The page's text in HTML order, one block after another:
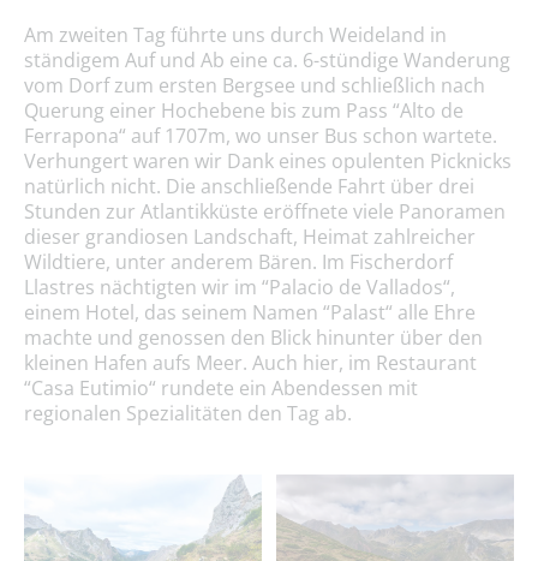
Am zweiten Tag führte uns durch Weideland in
ständigem Auf und Ab eine ca. 6-stündige Wanderung
vom Dorf zum ersten Bergsee und schließlich nach
Querung einer Hochebene bis zum Pass “Alto de
Ferrapona“ auf 1707m, wo unser Bus schon wartete.
Verhungert waren wir Dank eines opulenten Picknicks
natürlich nicht. Die anschließende Fahrt über drei
Stunden zur Atlantikküste eröffnete viele Panoramen
dieser grandiosen Landschaft, Heimat zahlreicher
Wildtiere, unter anderem Bären. Im Fischerdorf
Llastres nächtigten wir im “Palacio de Vallados“,
einem Hotel, das seinem Namen “Palast“ alle Ehre
machte und genossen den Blick hinunter über den
kleinen Hafen aufs Meer. Auch hier, im Restaurant
“Casa Eutimio“ rundete ein Abendessen mit
regionalen Spezialitäten den Tag ab.